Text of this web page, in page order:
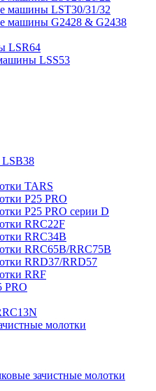
машины LST30/31/32
машины G2428 & G2438
LSR64
LSS53
LSB38
TARS
P25 PRO
P25 PRO серии D
RRC22F
RRC34B
RRC65B/RRC75B
RRD37/RRD57
RRF
PRO
молотки
зачистные молотки